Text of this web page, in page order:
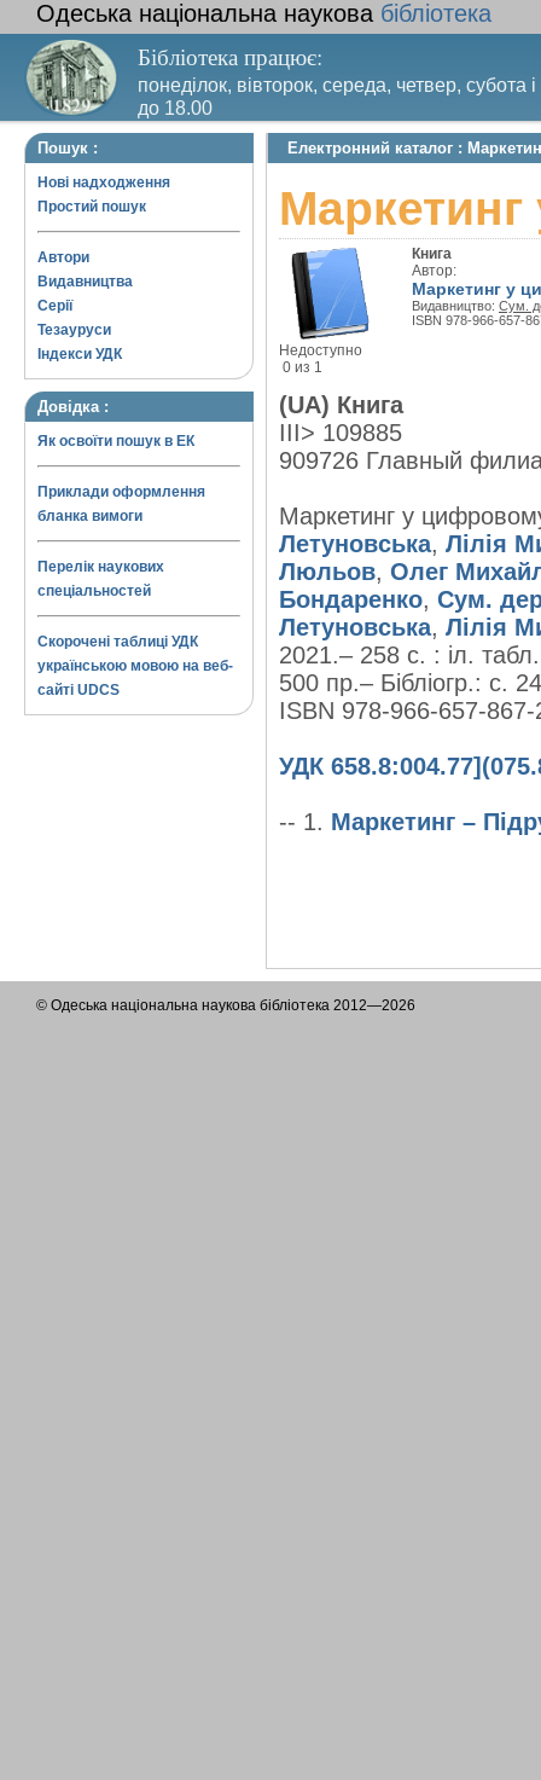
Одеська національна наукова бібліотека
Бібліотека працює:
понеділок, вівторок, середа, четвер, субота
до 18.00
Вихідний день – п’ятниця. Останній четвер
Пошук :
Нові надходження
Простий пошук
Автори
Видавництва
Серії
Тезауруси
Індекси УДК
Довідка :
Як освоїти пошук в ЕК
Приклади оформлення
бланка вимоги
Перелік наукових
спеціальностей
Скорочені таблиці УДК
українською мовою на веб-
сайті UDCS
Електронний каталог :
Недоступно
0 из 1
Книга
Автор:
Маркетинг у
Видавництво: Сум.
ISBN 978-966-657-
(UA) Книга
III> 109885
909726 Главный
Маркетинг у
Летуновська, Лілія
Люльов, Олег
Бондаренко, Сум.
Летуновська, Лілія
2021.– 258 с. : іл.
500 пр.– Бібліогр.: с.
ISBN 978-966-657-867-
УДК
-- 1. Маркетинг –
© Одеська національна наукова бібліотека 2012—2026